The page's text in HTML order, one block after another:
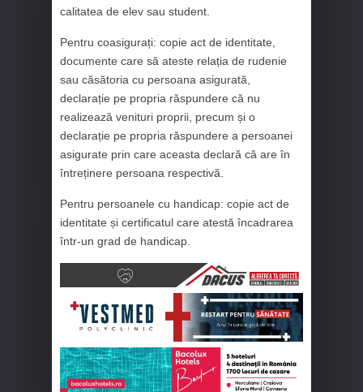
calitatea de elev sau student.
Pentru coasigurați: copie act de identitate,
documente care să ateste relația de rudenie
sau căsătoria cu persoana asigurată,
declarație pe propria răspundere că nu
realizează venituri proprii, precum și o
declarație pe propria răspundere a persoanei
asigurate prin care aceasta declară că are în
întreținere persoana respectivă.
Pentru persoanele cu handicap: copie act de
identitate și certificatul care atestă încadrarea
într-un grad de handicap.